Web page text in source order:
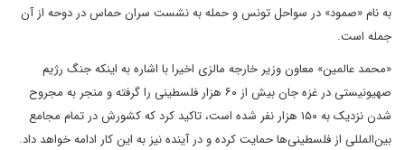
به نام «صمود» در سواحل تونس و حمله به نشست سران حماس در دوحه از آن
جمله است.
«محمد عالمین» معاون وزیر خارجه مالزی اخیرا با اشاره به اینکه جنگ رژیم
صهیونیستی در غزه جان بیش از ۶۰ هزار فلسطینی را گرفته و منجر به مجروح
شدن نزدیک به ۱۵۰ هزار نفر شده است، تاکید کرد که کشورش در تمام مجامع
بین‌المللی از فلسطینی‌ها حمایت کرده و در آینده نیز به این کار ادامه خواهد داد.